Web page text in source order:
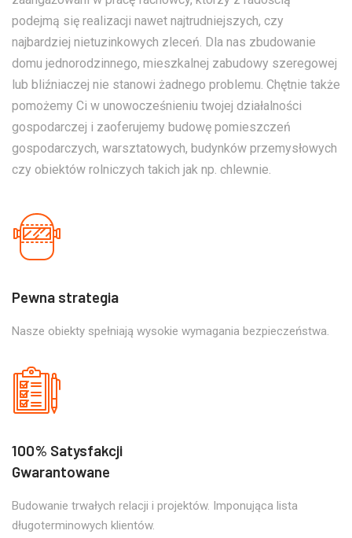
podejmą się realizacji nawet najtrudniejszych, czy
najbardziej nietuzinkowych zleceń. Dla nas zbudowanie
domu jednorodzinnego, mieszkalnej zabudowy szeregowej
lub bliźniaczej nie stanowi żadnego problemu. Chętnie także
pomożemy Ci w unowocześnieniu twojej działalności
gospodarczej i zaoferujemy budowę pomieszczeń
gospodarczych, warsztatowych, budynków przemysłowych
czy obiektów rolniczych takich jak np. chlewnie.
Pewna strategia
Nasze obiekty spełniają wysokie wymagania bezpieczeństwa.
100% Satysfakcji
Gwarantowane
Budowanie trwałych relacji i projektów. Imponująca lista
długoterminowych klientów.